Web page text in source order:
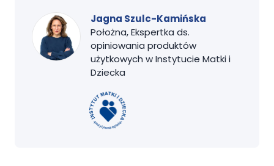
Jagna Szulc-Kamińska
Położna, Ekspertka ds.
opiniowania produktów
użytkowych w Instytucie Matki i
Dziecka